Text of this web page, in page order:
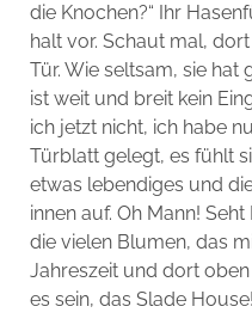
die Knochen?“ Ihr
halt vor. Schaut mal,
Tür. Wie seltsam, sie hat
ist weit und breit kein
ich jetzt nicht, ich habe
Türblatt gelegt, es fühlt
etwas lebendiges und
innen auf. Oh Mann!
die vielen Blumen, das
Jahreszeit und dort
es sein, das Slade House!